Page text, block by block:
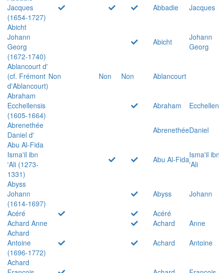
Jacques
(1654-1727)
Abbadie
Jacques
Abicht
Johann
Georg
(1672-1740)
Abicht
Johann
Georg
Ablancourt d'
(cf. Frémont
d'Ablancourt)
Non Non Non
Ablancourt
Abraham
Ecchellensis
(1605-1664)
Abraham
Abrenethée
Daniel d'
AbrenethéeDaniel
Abu Al-Fida
Isma'il ibn
'Ali (1273-
1331)
Abu Al-FidaIsma'il
'Ali
Abyss
Johann
(1614-1697)
Abyss
Johann
Acéré
Acéré
Achard Anne
Achard
Anne
Achard
Antoine
(1696-1772)
Achard
Antoine
Achard